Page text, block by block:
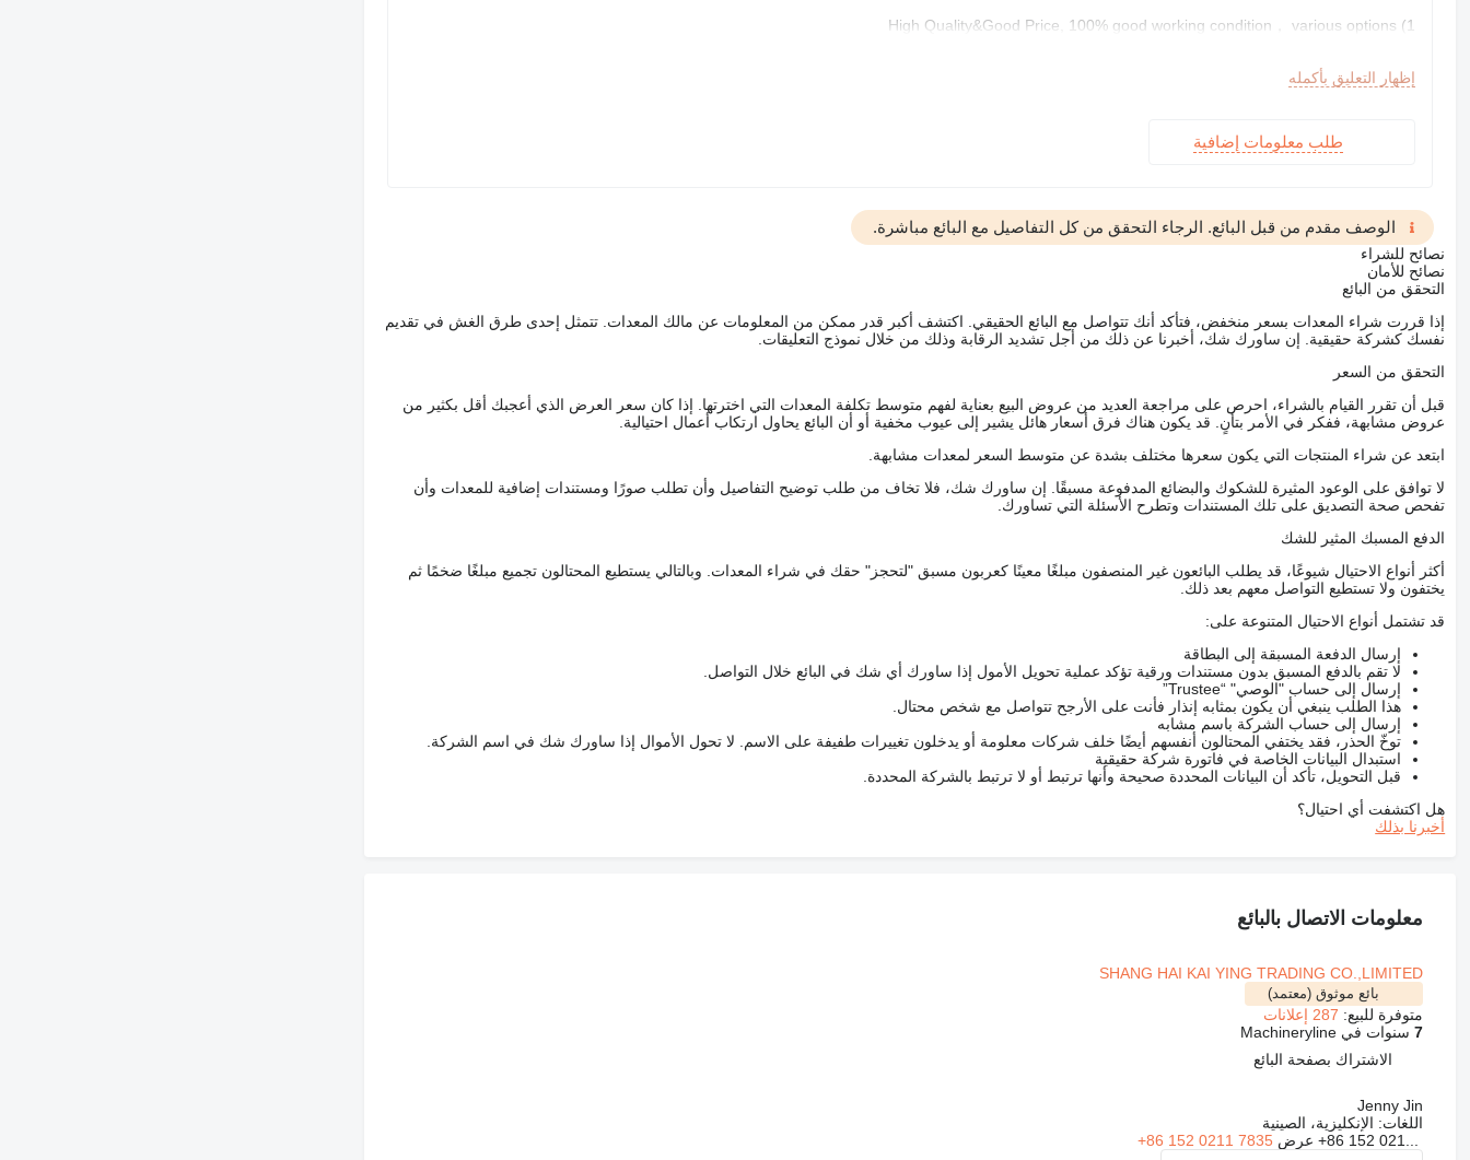
1) High Quality&Good Price, 100% good working condition， various options
4) Professional freight agents will arrange all well for you
5) Show you shanghai around and have a nice time
We are looking forward to long-term cooperation&communication with you
Good working condition and ready for work.
Location: Our Own Yard in Shanghai.
Pick you up from the airport
Book hotel for you
Guide you to visit Shanghai
Payment: L/C is accpetable.
In good working condition
Price: Negotiable
Locate in shanghai our own yard,China
Package: In bulk or by container
Deliver in 1-7 days after confirmation
إظهار التعليق بأكمله
طلب معلومات إضافية
الوصف مقدم من قبل البائع. الرجاء التحقق من كل التفاصيل مع البائع مباشرة.
نصائح للشراء
نصائح للأمان
التحقق من البائع
إذا قررت شراء المعدات بسعر منخفض، فتأكد أنك تتواصل مع البائع الحقيقي. اكتشف أكبر قدر ممكن من المعلومات عن مالك المعدات. تتمثل إحدى طرق الغش في تقديم
نفسك كشركة حقيقية. إن ساورك شك، أخبرنا عن ذلك من أجل تشديد الرقابة وذلك من خلال نموذج التعليقات.
التحقق من السعر
قبل أن تقرر القيام بالشراء، احرص على مراجعة العديد من عروض البيع بعناية لفهم متوسط تكلفة المعدات التي اخترتها. إذا كان سعر العرض الذي أعجبك أقل بكثير من
عروض مشابهة، ففكر في الأمر بتأنٍ. قد يكون هناك فرق أسعار هائل يشير إلى عيوب مخفية أو أن البائع يحاول ارتكاب أعمال احتيالية.
ابتعد عن شراء المنتجات التي يكون سعرها مختلف بشدة عن متوسط السعر لمعدات مشابهة.
لا توافق على الوعود المثيرة للشكوك والبضائع المدفوعة مسبقًا. إن ساورك شك، فلا تخاف من طلب توضيح التفاصيل وأن تطلب صورًا ومستندات إضافية للمعدات وأن
تفحص صحة التصديق على تلك المستندات وتطرح الأسئلة التي تساورك.
الدفع المسبك المثير للشك
أكثر أنواع الاحتيال شيوعًا، قد يطلب البائعون غير المنصفون مبلغًا معينًا كعربون مسبق "لتحجز" حقك في شراء المعدات. وبالتالي يستطيع المحتالون تجميع مبلغًا ضخمًا ثم
يختفون ولا تستطيع التواصل معهم بعد ذلك.
قد تشتمل أنواع الاحتيال المتنوعة على:
إرسال الدفعة المسبقة إلى البطاقة
لا تقم بالدفع المسبق بدون مستندات ورقية تؤكد عملية تحويل الأمول إذا ساورك أي شك في البائع خلال التواصل.
إرسال إلى حساب "الوصي" “Trustee”
هذا الطلب ينبغي أن يكون بمثابه إنذار فأنت على الأرجح تتواصل مع شخص محتال.
إرسال إلى حساب الشركة باسم مشابه
توخّ الحذر، فقد يختفي المحتالون أنفسهم أيضًا خلف شركات معلومة أو يدخلون تغييرات طفيفة على الاسم. لا تحول الأموال إذا ساورك شك في اسم الشركة.
استبدال البيانات الخاصة في فاتورة شركة حقيقية
قبل التحويل، تأكد أن البيانات المحددة صحيحة وأنها ترتبط أو لا ترتبط بالشركة المحددة.
هل اكتشفت أي احتيال؟
أخبرنا بذلك
معلومات الاتصال بالبائع
SHANG HAI KAI YING TRADING CO.,LIMITED
بائع موثوق (معتمد)
متوفرة للبيع: 287 إعلانات
7سنوات في Machineryline
الاشتراك بصفحة البائع
Jenny Jin
اللغات: الإنكليزية، الصينية
+86 152 021... عرض +86 152 0211 7835